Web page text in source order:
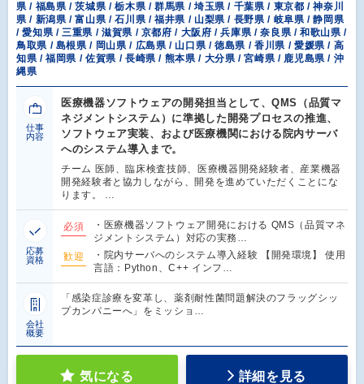
県 / 福島県 / 茨城県 / 栃木県 / 群馬県 / 埼玉県 / 千葉県 / 東京都 / 神奈川
県 / 新潟県 / 富山県 / 石川県 / 福井県 / 山梨県 / 長野県 / 岐阜県 / 静岡県
/ 愛知県 / 三重県 / 滋賀県 / 京都府 / 大阪府 / 兵庫県 / 奈良県 / 和歌山県 /
鳥取県 / 島根県 / 岡山県 / 広島県 / 山口県 / 徳島県 / 香川県 / 愛媛県 / 高
知県 / 福岡県 / 佐賀県 / 長崎県 / 熊本県 / 大分県 / 宮崎県 / 鹿児島県 / 沖
縄県
仕事
内容
医療機器ソフトウェアの開発担当として、QMS（品質マ
ネジメントシステム）に準拠した開発プロセスの推進、
ソフトウェア実装、および医療機関における院内サーバ
へのシステム導入まで。
チーム 医師、臨床検査技師、医療機器開発経験者、産業機器
開発経験者と協力しながら、開発を進めていただくことにな
ります。 …
応募
資格
必須
・医療機器ソフトウェア開発における QMS（品質マネ
ジメントシステム）対応の実務…
歓迎
・院内サーバへのシステム導入経験 【開発環境】 使用
言語：Python、C++ インフ…
会社
概要
「感染症診療を変革し、薬剤耐性菌問題解決のフラッグシッ
プカンパニーへ」をミッショ…
気になる 詳細を見る